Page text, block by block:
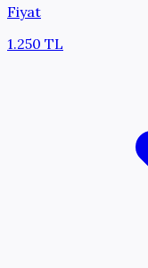
Fiyat
1.250 TL